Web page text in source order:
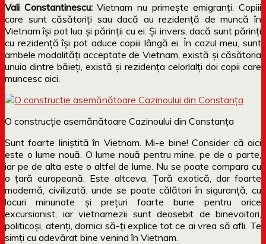
Vali Constantinescu:Vietnam nu primește emigranți. Copiii
care sunt căsătoriți sau dacă au rezidență de muncă în
Vietnam își pot lua și părinții cu ei. Și invers, dacă sunt părinți
cu rezidență își pot aduce copiii lângă ei. În cazul meu, sunt
ambele modalități acceptate de Vietnam, există și căsătoria
unuia dintre băieți, există și rezidența celorlalți doi copii care
muncesc aici.
O construcție asemănătoare Cazinoului din Constanța
Sunt foarte liniștită în Vietnam. Mi-e bine! Consider că aici
este o lume nouă. O lume nouă pentru mine, pe de o parte,
iar pe de alta este o altfel de lume. Nu se poate compara cu
o țară europeană. Este altceva. Țară exotică, dar foarte
modernă, civilizată, unde se poate călători în siguranță, cu
locuri minunate și prețuri foarte bune pentru orice
excursionist, iar vietnamezii sunt deosebit de binevoitori,
politicoși, atenți, dornici să-ți explice tot ce ai vrea să afli. Te
simți cu adevărat bine venind în Vietnam.